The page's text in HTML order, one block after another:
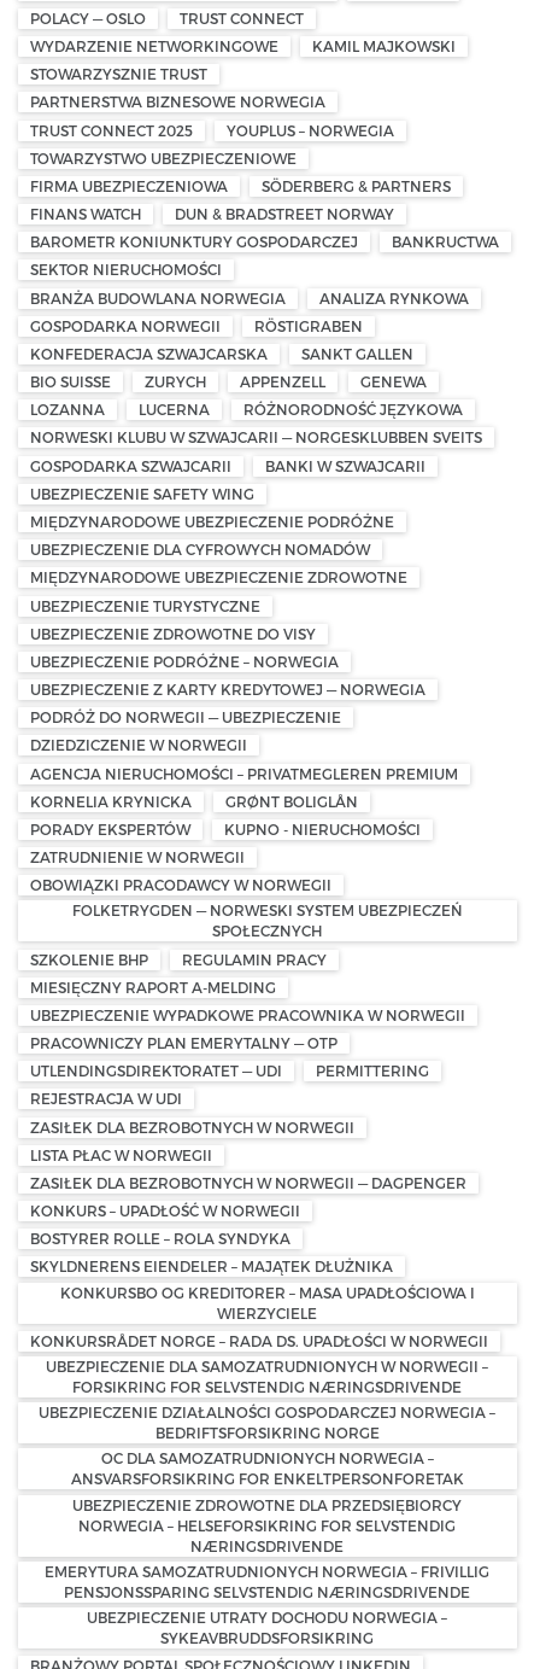
POLACY — OSLO
TRUST CONNECT
WYDARZENIE NETWORKINGOWE
KAMIL MAJKOWSKI
STOWARZYSZNIE TRUST
PARTNERSTWA BIZNESOWE NORWEGIA
TRUST CONNECT 2025
YOUPLUS – NORWEGIA
TOWARZYSTWO UBEZPIECZENIOWE
FIRMA UBEZPIECZENIOWA
SÖDERBERG & PARTNERS
FINANS WATCH
DUN & BRADSTREET NORWAY
BAROMETR KONIUNKTURY GOSPODARCZEJ
BANKRUCTWA
SEKTOR NIERUCHOMOŚCI
BRANŻA BUDOWLANA NORWEGIA
ANALIZA RYNKOWA
GOSPODARKA NORWEGII
RÖSTIGRABEN
KONFEDERACJA SZWAJCARSKA
SANKT GALLEN
BIO SUISSE
ZURYCH APPENZELL
GENEWA
LOZANNA
LUCERNA
RÓŻNORODNOŚĆ JĘZYKOWA
NORWESKI KLUBU W SZWAJCARII — NORGESKLUBBEN SVEITS
GOSPODARKA SZWAJCARII
BANKI W SZWAJCARII
UBEZPIECZENIE SAFETY WING
MIĘDZYNARODOWE UBEZPIECZENIE PODRÓŻNE
UBEZPIECZENIE DLA CYFROWYCH NOMADÓW
MIĘDZYNARODOWE UBEZPIECZENIE ZDROWOTNE
UBEZPIECZENIE TURYSTYCZNE
UBEZPIECZENIE ZDROWOTNE DO VISY
UBEZPIECZENIE PODRÓŻNE – NORWEGIA
UBEZPIECZENIE Z KARTY KREDYTOWEJ — NORWEGIA
PODRÓŻ DO NORWEGII — UBEZPIECZENIE
DZIEDZICZENIE W NORWEGII
AGENCJA NIERUCHOMOŚCI – PRIVATMEGLEREN PREMIUM
KORNELIA KRYNICKA
GRØNT BOLIGLÅN
PORADY EKSPERTÓW
KUPNO - NIERUCHOMOŚCI
ZATRUDNIENIE W NORWEGII
OBOWIĄZKI PRACODAWCY W NORWEGII
FOLKETRYGDEN — NORWESKI SYSTEM UBEZPIECZEŃ
SPOŁECZNYCH
SZKOLENIE BHP
REGULAMIN PRACY
MIESIĘCZNY RAPORT A-MELDING
UBEZPIECZENIE WYPADKOWE PRACOWNIKA W NORWEGII
PRACOWNICZY PLAN EMERYTALNY — OTP
UTLENDINGSDIREKTORATET — UDI
PERMITTERING
REJESTRACJA W UDI
ZASIŁEK DLA BEZROBOTNYCH W NORWEGII
LISTA PŁAC W NORWEGII
ZASIŁEK DLA BEZROBOTNYCH W NORWEGII — DAGPENGER
KONKURS – UPADŁOŚĆ W NORWEGII
BOSTYRER ROLLE – ROLA SYNDYKA
SKYLDNERENS EIENDELER – MAJĄTEK DŁUŻNIKA
KONKURSBO OG KREDITORER – MASA UPADŁOŚCIOWA I
WIERZYCIELE
KONKURSRÅDET NORGE – RADA DS. UPADŁOŚCI W NORWEGII
UBEZPIECZENIE DLA SAMOZATRUDNIONYCH W NORWEGII –
FORSIKRING FOR SELVSTENDIG NÆRINGSDRIVENDE
UBEZPIECZENIE DZIAŁALNOŚCI GOSPODARCZEJ NORWEGIA –
BEDRIFTSFORSIKRING NORGE
OC DLA SAMOZATRUDNIONYCH NORWEGIA –
ANSVARSFORSIKRING FOR ENKELTPERSONFORETAK
UBEZPIECZENIE ZDROWOTNE DLA PRZEDSIĘBIORCY
NORWEGIA – HELSEFORSIKRING FOR SELVSTENDIG
NÆRINGSDRIVENDE
EMERYTURA SAMOZATRUDNIONYCH NORWEGIA – FRIVILLIG
PENSJONSSPARING SELVSTENDIG NÆRINGSDRIVENDE
UBEZPIECZENIE UTRATY DOCHODU NORWEGIA –
SYKEAVBRUDDSFORSIKRING
BRANŻOWY PORTAL SPOŁECZNOŚCIOWY LINKEDIN